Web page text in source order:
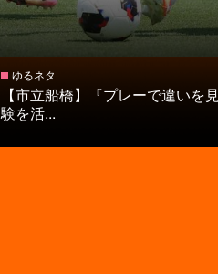
ゆるネタ
【市立船橋】『プレーで違い
験を活...